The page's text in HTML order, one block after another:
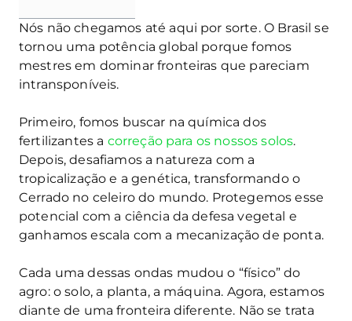
Nós não chegamos até aqui por sorte. O Brasil se
tornou uma potência global porque fomos
mestres em dominar fronteiras que pareciam
intransponíveis.
Primeiro, fomos buscar na química dos
fertilizantes a correção para os nossos solos.
Depois, desafiamos a natureza com a
tropicalização e a genética, transformando o
Cerrado no celeiro do mundo. Protegemos esse
potencial com a ciência da defesa vegetal e
ganhamos escala com a mecanização de ponta.
Cada uma dessas ondas mudou o “físico” do
agro: o solo, a planta, a máquina. Agora, estamos
diante de uma fronteira diferente. Não se trata